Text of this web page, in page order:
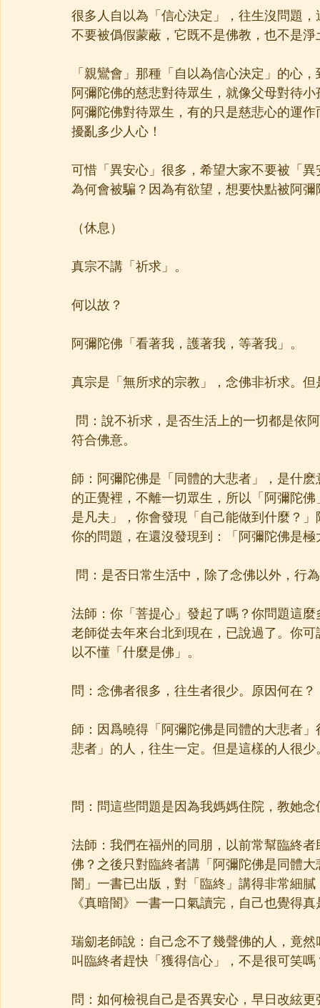
很多人自以為「信心決定」，往生沒問題
不要被僞假蒙蔽，它既不是佛教，也不是
「親鸞會」那種「自以為信心決定」的心
阿彌陀佛的慈悲對待眾生，就像父母對待
阿彌陀佛對待眾生，有的只是慈悲心的運
擾亂多少人心！
可惜「異安心」很多，希望大家不要被「
為何會被騙？因為有欲望，想要快點被阿
（休息）
真宗不講「祈求」。
何以故？
阿彌陀佛「看著我，護著我，等著我」。
真宗是「無所求的宗教」，念佛非祈求。
問：說不祈求，是否生活上的一切都是依
符合佛意。
師：阿彌陀佛是「同體的大悲者」，是什
的正覺裡，不離一切眾生，所以「阿彌陀
是凡夫」，你會發現「自己能做到什麼？
你的問題，在還沒發現到：「阿彌陀佛是極
問：是否日常生活中，除了念佛以外，行
法師：你「菩提心」發起了嗎？你問題這
老師從去年來台北到現在，已說過了。你
以不懂「什麼是佛」。
問：念佛者很多，往生者很少。原因何在？
師：因爲曉得「阿彌陀佛是同體的大悲者
悲者」的人，往生一定。但是這樣的人很少
問：問這些問題是因為我媽媽住院，教她
法師：我們在福州的同朋，以前常幫臨終
佛？之後只對臨終者講「阿彌陀佛是同體
闇」一書已出版，對「臨終」講得非常細
《真暗闇》一書一口氣讀完，自己也覺得
瑞劎老師說：自己念不了幾聲佛的人，竟
叫臨終者趕快「獲得信心」，不是很可笑嗎
問：如何檢視自己是否異安心，早日改絃更